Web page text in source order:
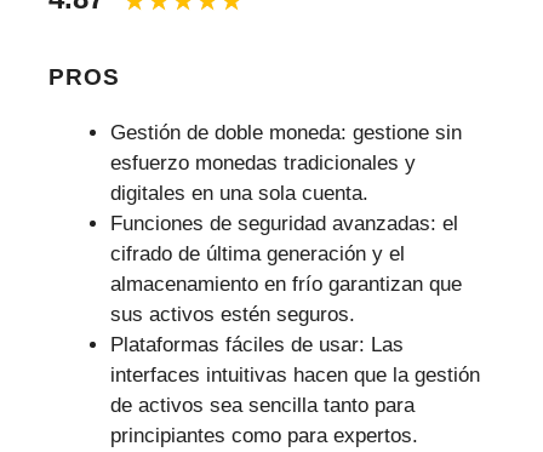
PROS
Gestión de doble moneda: gestione sin
esfuerzo monedas tradicionales y
digitales en una sola cuenta.
Funciones de seguridad avanzadas: el
cifrado de última generación y el
almacenamiento en frío garantizan que
sus activos estén seguros.
Plataformas fáciles de usar: Las
interfaces intuitivas hacen que la gestión
de activos sea sencilla tanto para
principiantes como para expertos.